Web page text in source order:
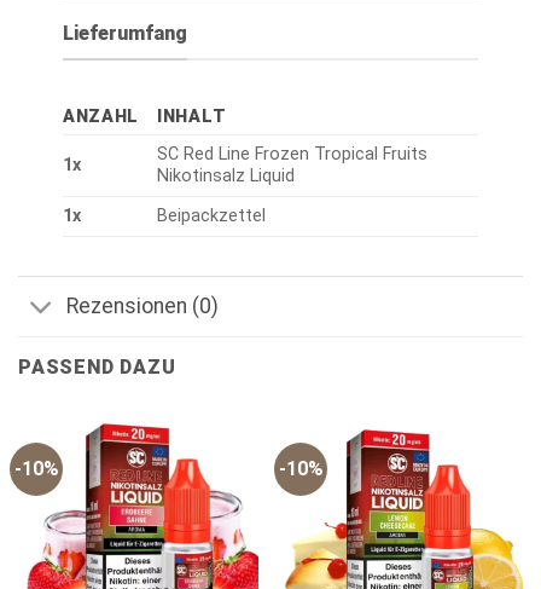
Lieferumfang
ANZAHL INHALT
1x
SC Red Line Frozen Tropical Fruits
Nikotinsalz Liquid
1x
Beipackzettel
Rezensionen (0)
PASSEND DAZU
-10% -10%